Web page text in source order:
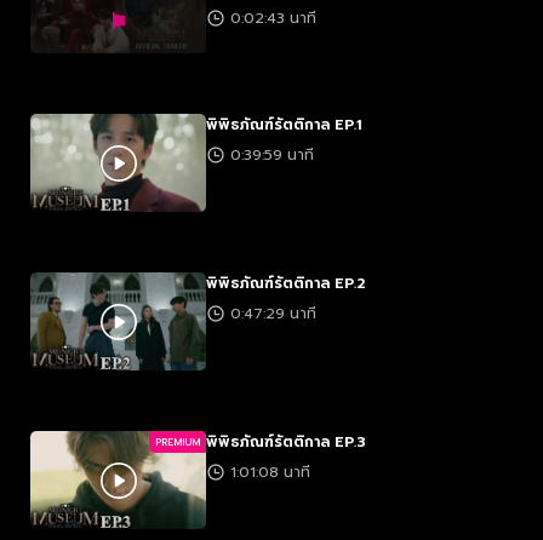
0:02:43 นาที
พิพิธภัณฑ์รัตติกาล EP.1
0:39:59 นาที
พิพิธภัณฑ์รัตติกาล EP.2
0:47:29 นาที
PREMIUM พิพิธภัณฑ์รัตติกาล EP.3
1:01:08 นาที